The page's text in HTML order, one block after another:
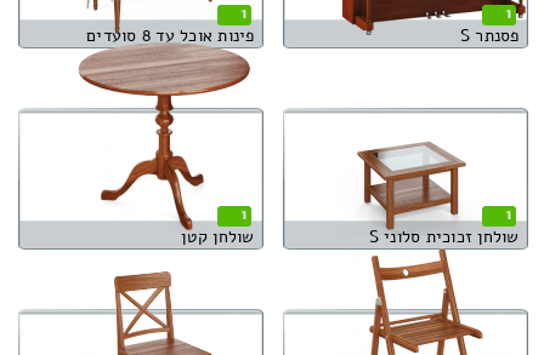
1
פסנתר S
1
פינות אוכל עד 8 סועדים
1
שולחן זכוכית סלוני S
1
שולחן קטן